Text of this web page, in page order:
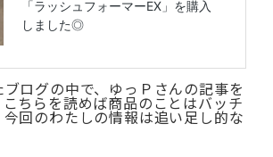
ログの中で、ゆっＰさんの記事を
こちらを読めば商品のことはバッチ
今回のわたしの情報は追い足し的な